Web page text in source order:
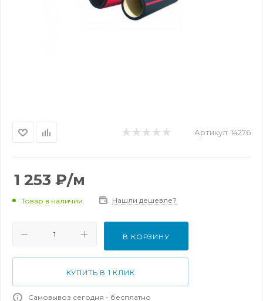
Артикул: 14276
1 253 ₽/м
Товар в наличии Нашли дешевле?
В КОРЗИНУ
КУПИТЬ В 1 КЛИК
Самовывоз сегодня - бесплатно